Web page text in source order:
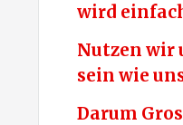
wird
Nutzen wir
sein wie
Darum